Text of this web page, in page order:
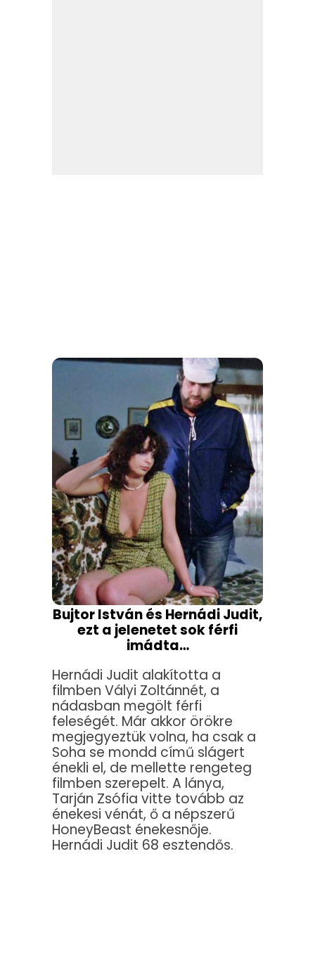
Bujtor István és Hernádi Judit,
ezt a jelenetet sok férfi
imádta…
Hernádi Judit alakította a
filmben Vályi Zoltánnét, a
nádasban megölt férfi
feleségét. Már akkor örökre
megjegyeztük volna, ha csak a
Soha se mondd című slágert
énekli el, de mellette rengeteg
filmben szerepelt. A lánya,
Tarján Zsófia vitte tovább az
énekesi vénát, ő a népszerű
HoneyBeast énekesnője.
Hernádi Judit 68 esztendős.